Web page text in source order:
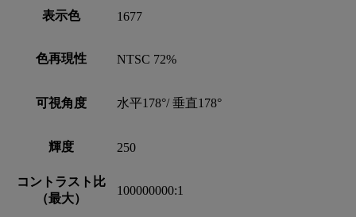
表示色 1677
色再現性 NTSC 72%
可視角度 水平178°/ 垂直178°
輝度 250
コントラスト比
（最大）
100000000:1